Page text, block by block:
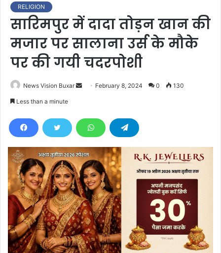
RELIGION
सारिमपुर में दादा तोड़न खान की
मजार पर सालाना उर्स के मौके
पर की गयी चदरपोशी
News Vision Buxar
d
e
m
a
i
l
February 8, 2024 0 130
Less than a minute